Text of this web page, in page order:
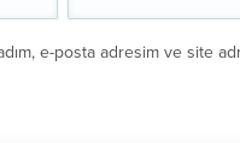
e-posta adresim ve site